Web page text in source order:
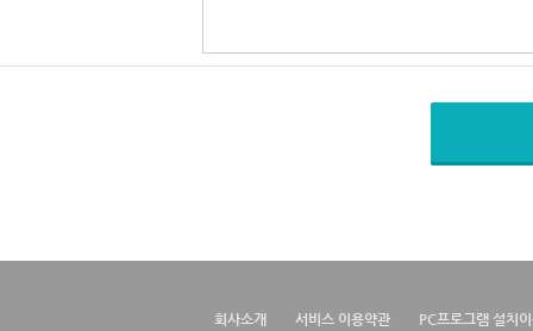
회사소개 서비스 이용약관 PC프로그램 설치